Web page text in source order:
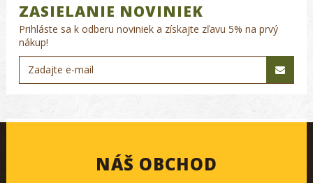
ZASIELANIE NOVINIEK
Prihláste sa k odberu noviniek a získajte zľavu 5% na prvý
nákup!
NÁŠ OBCHOD